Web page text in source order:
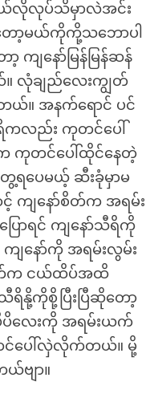
လိုလုပ်သိမှာလဲအင်း
ော့မယ်ကိုကို့သဘောပါ
ျနော်မြန်မြန်ဆန်
လုံချည်လေးကျွတ်
တယ်။ အနက်ရောင် ပင်
လည်း ကုတင်ပေါ်
ကုတင်ပေါ်ထိုင်နေတဲ့
ရပေမယ့် ဆီးခုံမှာမ
င့် ကျနော်စိတ်က အရမ်း
ောရင် ကျနော်သီရိကို
နော်ကို အရမ်းလွမ်း
တ်က ငယ်ထိပ်အထိ
ရိနို့ကိုစို့ပြီးပြီဆိုတော့
ပိလေးကို အရမ်းယက်
င်ပေါ်လှဲလိုက်တယ်။ မို့
ဗျာ။